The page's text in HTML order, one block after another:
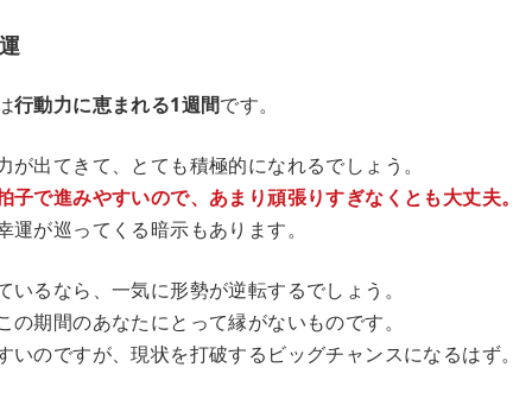
行動力に恵まれる1週間です。
が出てきて、とても積極的になれるでしょう。
子で進みやすいので、あまり頑張りすぎなくとも大丈夫。
運が巡ってくる暗示もあります。
いるなら、一気に形勢が逆転するでしょう。
の期間のあなたにとって縁がないものです。
いのですが、現状を打破するビッグチャンスになるはず。